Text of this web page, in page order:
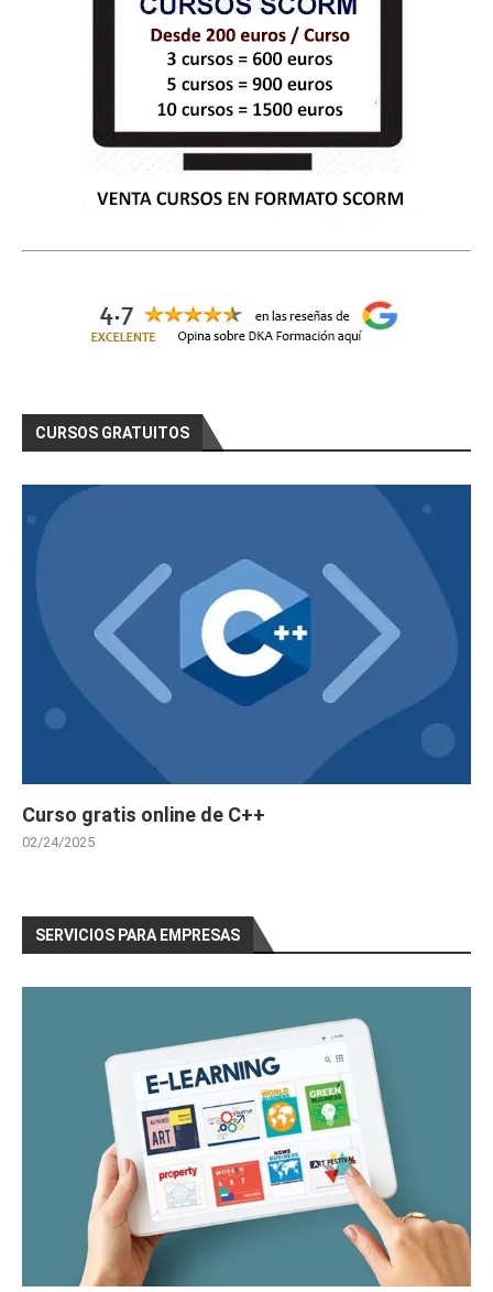
CURSOS GRATUITOS
Curso gratis online de C++
02/24/2025
SERVICIOS PARA EMPRESAS